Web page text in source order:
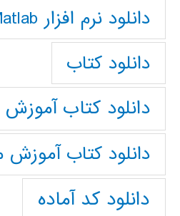
دانلود نرم افزار Matlab
دانلود کتاب
دانلود کتاب آموزش MATLAB
دانلود کتاب
دانلود کد آماده